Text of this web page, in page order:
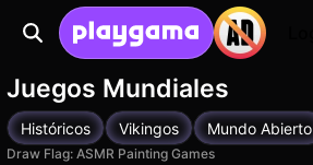
Juegos Mundiales
Históricos Vikingos Mundo Abierto
Draw Flag: ASMR Painting Games